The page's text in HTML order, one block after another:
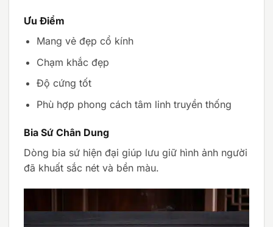
Ưu Điểm
Mang vẻ đẹp cổ kính
Chạm khắc đẹp
Độ cứng tốt
Phù hợp phong cách tâm linh truyền thống
Bia Sứ Chân Dung
Dòng bia sứ hiện đại giúp lưu giữ hình ảnh người
đã khuất sắc nét và bền màu.